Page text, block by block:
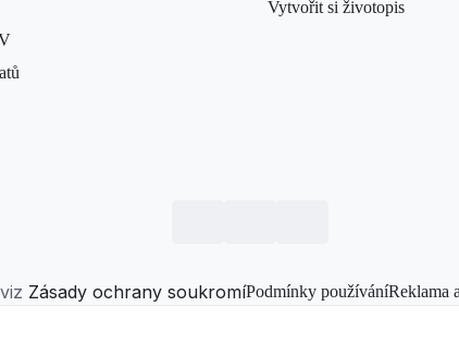
Vytvořit si životopis
Zásady ochrany soukromíPodmínky používáníReklama